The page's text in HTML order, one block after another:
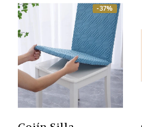
-37%